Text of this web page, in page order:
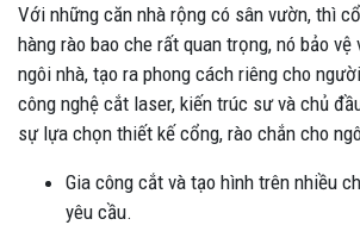
Với những căn nhà rộng có sân vườn, thì
hàng rào bao che rất quan trọng, nó bảo
ngôi nhà, tạo ra phong cách riêng cho
công nghệ cắt laser, kiến trúc sư và chủ
sự lựa chọn thiết kế cổng, rào chắn cho
Gia công cắt và tạo hình trên nhiều
yêu cầu.